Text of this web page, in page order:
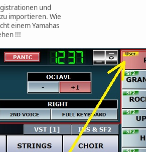
und
importieren. Wie
einem Yamahas
!!!